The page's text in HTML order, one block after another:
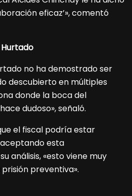
eficaz’», comentó
no ha demostrado ser
descubierto en múltiples
donde la boca del
dudoso», señaló.
el fiscal podría estar
aceptando esta
análisis, «esto viene muy
preventiva».